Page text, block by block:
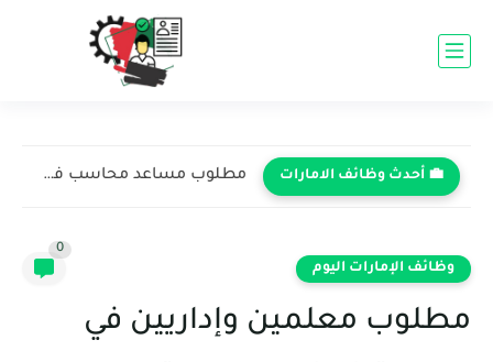
💼 أحدث وظائف الامارات مطلوب مساعد محاسب في شركة كبرى - دبي 2026 (برواتب...
وظائف الإمارات اليوم
0
مطلوب معلمين وإداريين في